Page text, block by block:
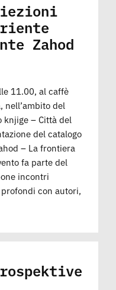
Zahod
11.00, al caffè
nell’ambito del
knjige – Città del
del catalogo
– La frontiera
fa parte del
incontri
con autori,